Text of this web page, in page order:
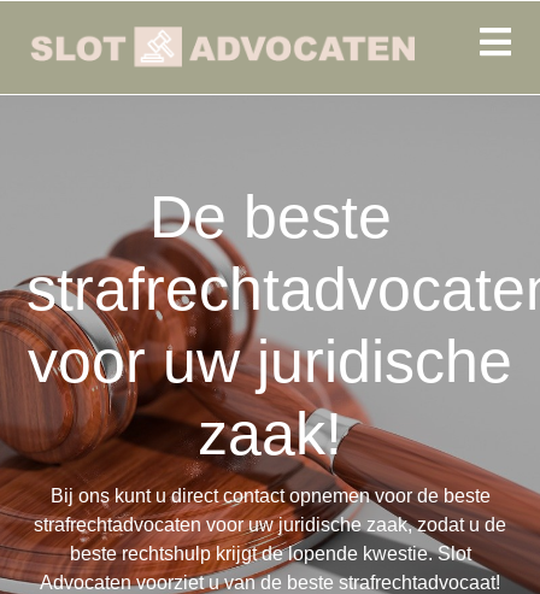
De beste
voor uw juridische
zaak!
Bij ons kunt u direct contact opnemen voor de beste
strafrechtadvocaten voor uw juridische zaak, zodat u de
beste rechtshulp krijgt de lopende kwestie. Slot
Advocaten voorziet u van de beste strafrechtadvocaat!